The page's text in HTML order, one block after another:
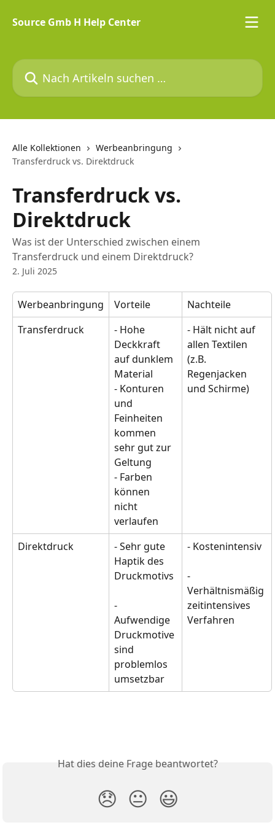
Source Gmb H Help Center
Nach Artikeln suchen …
Alle Kollektionen
Werbeanbringung
Transferdruck vs. Direktdruck
Transferdruck vs.
Direktdruck
Was ist der Unterschied zwischen einem
Transferdruck und einem Direktdruck?
2. Juli 2025
Werbeanbringung Vorteile
Nachteile
Transferdruck
- Hohe
Deckkraft
auf dunklem
Material
- Konturen
und
Feinheiten
kommen
sehr gut zur
Geltung
- Farben
können
nicht
verlaufen
- Hält nicht auf
allen Textilen
(z.B.
Regenjacken
und Schirme)
Direktdruck
- Sehr gute
Haptik des
Druckmotivs
-
Aufwendige
Druckmotive
sind
problemlos
umsetzbar
- Kostenintensiv
-
Verhältnismäßig
zeitintensives
Verfahren
Hat dies deine Frage beantwortet?
😞 😐 😃